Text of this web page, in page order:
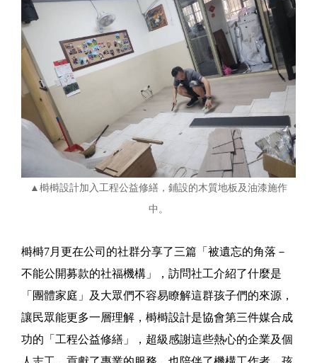
▲榯榯設計加入工程公益修繕，鋪設的木質地板及油漆施作
中。
榯榯7月更在公司的社群分享了三篇「被遺忘的角落－
不能公開募款的社福機構」，訪問社工介紹了什麼是
「團體家庭」及大眾們不容易瞭解這群孩子們的來源，
讓民眾能更多一層理解，榯榯設計是協會第三件媒合成
功的「工程公益修繕」，超級感謝這些熱心的企業及個